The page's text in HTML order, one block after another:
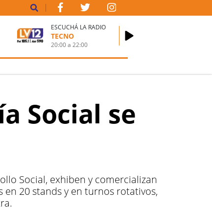
ESCUCHÁ LA RADIO
TECNO
20:00a22:00
Social se
Social, exhiben y comercializan
en 20 stands y en turnos rotativos,